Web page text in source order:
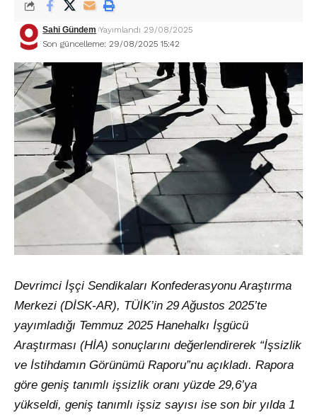
Son güncelleme: 29/08/2025 15:42
Sahi Gündem Yayımlandı 29/08/2025
Devrimci İşçi Sendikaları Konfederasyonu Araştırma
Merkezi (DİSK-AR), TÜİK’in 29 Ağustos 2025’te
yayımladığı Temmuz 2025 Hanehalkı İşgücü
Araştırması (HİA) sonuçlarını değerlendirerek “İşsizlik
ve İstihdamın Görünümü Raporu”nu açıkladı. Rapora
göre geniş tanımlı işsizlik oranı yüzde 29,6’ya
yükseldi, geniş tanımlı işsiz sayısı ise son bir yılda 1